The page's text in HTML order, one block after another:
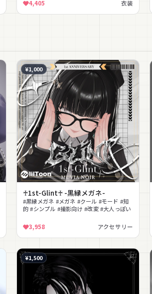
4,405 衣装
¥1,000
♰1st-Glint♰ -黒縁メガネ-
#黒縁メガネ #メガネ #クール #モード #知
的 #シンプル #撮影向け #改変 #大人っぽい
3,958 アクセサリー
¥1,500